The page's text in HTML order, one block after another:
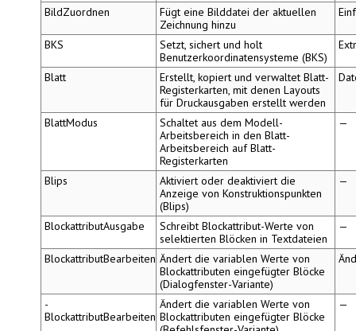
BildZuordnen
Fügt eine Bilddatei der aktuellen
Zeichnung hinzu
BKS
Setzt, sichert und holt
Benutzerkoordinatensysteme (BKS)
Blatt
Erstellt, kopiert und verwaltet Blatt-
Registerkarten, mit denen Layouts
für Druckausgaben erstellt werden
BlattModus
Schaltet aus dem Modell-
Arbeitsbereich in den Blatt-
Arbeitsbereich auf Blatt-
Registerkarten
—
Blips
Aktiviert oder deaktiviert die
Anzeige von Konstruktionspunkten
(Blips)
—
BlockattributAusgabe
Schreibt Blockattribut-Werte von
selektierten Blöcken in Textdateien
—
BlockattributBearbeiten Ändert die variablen Werte von
Blockattributen eingefügter Blöcke
(Dialogfenster-Variante)
-
BlockattributBearbeiten
Ändert die variablen Werte von
Blockattributen eingefügter Blöcke
—